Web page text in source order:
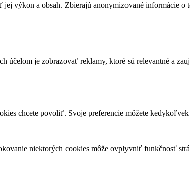
výkon a obsah. Zbierajú anonymizované informácie o
je zobrazovať reklamy, ktoré sú relevantné a
chcete povoliť. Svoje preferencie môžete
niektorých cookies môže ovplyvniť funkčnosť